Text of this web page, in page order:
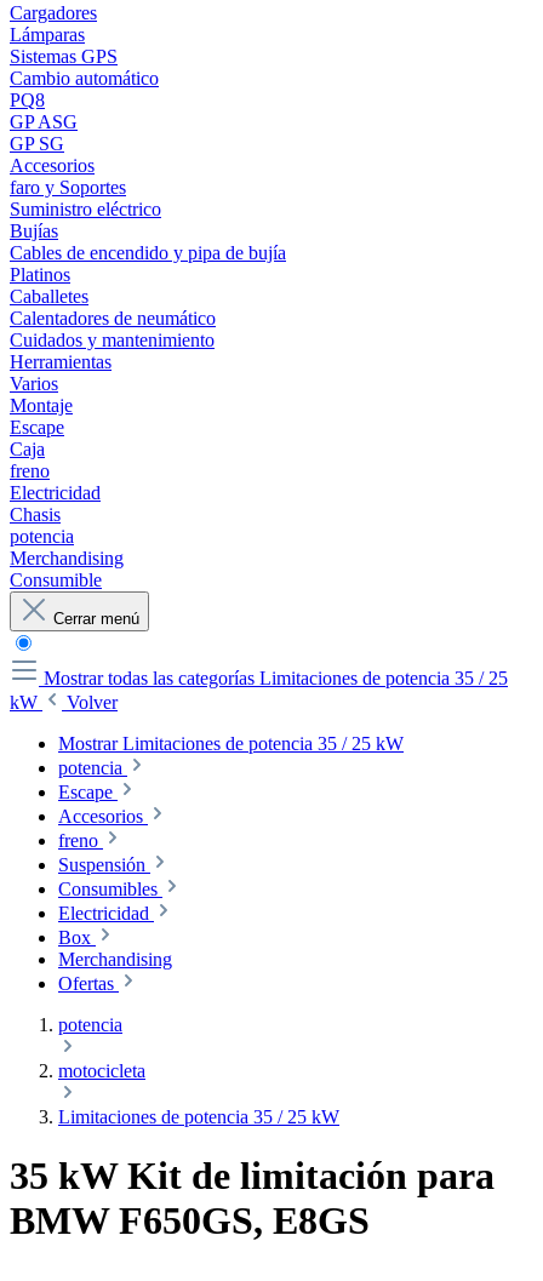
Cargadores
Lámparas
Sistemas GPS
Cambio automático
PQ8
GP ASG
GP SG
Accesorios
faro y Soportes
Suministro eléctrico
Bujías
Cables de encendido y pipa de bujía
Platinos
Caballetes
Calentadores de neumático
Cuidados y mantenimiento
Herramientas
Varios
Montaje
Escape
Caja
freno
Electricidad
Chasis
potencia
Merchandising
Consumible
Cerrar menú
Mostrar todas las categorías Limitaciones de potencia 35 / 25
kW
Volver
Mostrar Limitaciones de potencia 35 / 25 kW
potencia
Escape
Accesorios
freno
Suspensión
Consumibles
Electricidad
Box
Merchandising
Ofertas
potencia
motocicleta
Limitaciones de potencia 35 / 25 kW
35 kW Kit de limitación para
BMW F650GS, E8GS